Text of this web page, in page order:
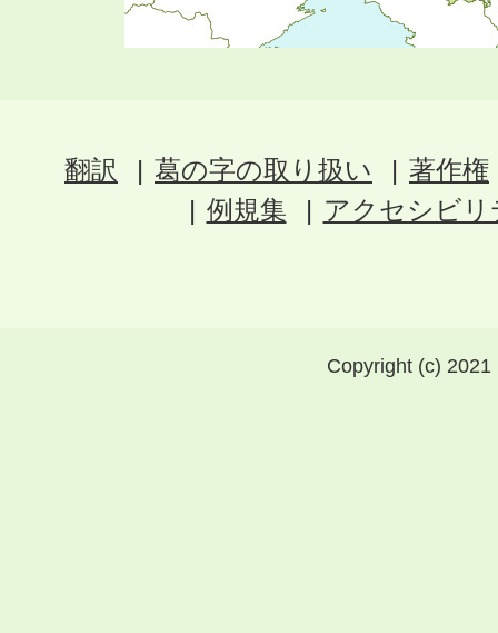
翻訳 葛の字の取り扱い
著作権
例規集
アクセシビ
Copyright (c)